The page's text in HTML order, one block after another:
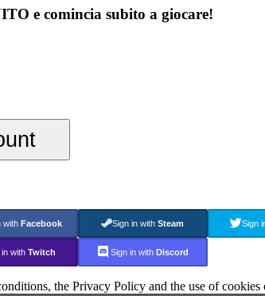
e comincia subito a giocare!
with Facebook Sign in with Steam Sign
in with Twitch Sign in with Discord
the Privacy Policy and the use of cookies